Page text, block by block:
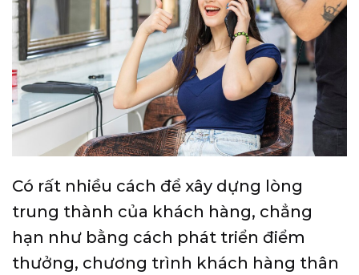
Có rất nhiều cách để xây dựng lòng
trung thành của khách hàng, chẳng
hạn như bằng cách phát triển điểm
thưởng, chương trình khách hàng thân